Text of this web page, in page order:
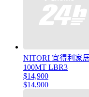
NITORI 宜得利家
100MT LBR3
$14,900
$14,900